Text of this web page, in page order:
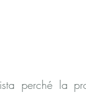
perché la